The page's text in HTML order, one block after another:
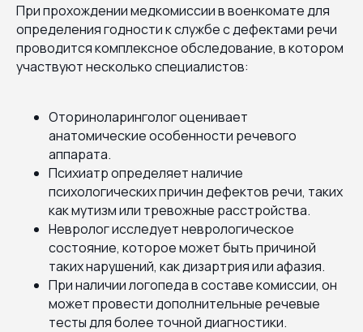
При прохождении медкомиссии в военкомате для
определения годности к службе с дефектами речи
проводится комплексное обследование, в котором
участвуют несколько специалистов:
Оториноларинголог оценивает
анатомические особенности речевого
аппарата.
Психиатр определяет наличие
психологических причин дефектов речи, таких
как мутизм или тревожные расстройства.
Невролог исследует неврологическое
состояние, которое может быть причиной
таких нарушений, как дизартрия или афазия.
При наличии логопеда в составе комиссии, он
может провести дополнительные речевые
тесты для более точной диагностики.